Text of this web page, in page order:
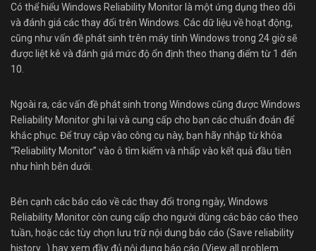
Có thể hiểu Windows Reliability Monitor là một ứng dụng theo dõi
và đánh giá các thay đổi trên Windows. Các dữ liệu về hoạt động,
cũng như vấn đề phát sinh trên máy tính Windows trong 24 giờ sẽ
được liệt kê và đánh giá mức độ ổn định theo thang điểm từ 1 đến
10.
Ngoài ra, các vấn đề phát sinh trong Windows cũng được Windows
Reliability Monitor ghi lại và cung cấp cho bạn các chuẩn đoán để
khắc phục. Để truy cập vào công cụ này, bạn hãy nhập từ khóa
“Reliability Monitor” vào ô tìm kiếm và nhấp vào kết quả đầu tiên
như hình bên dưới.
Bên cạnh các báo cáo về các thay đổi trong ngày, Windows
Reliability Monitor còn cung cấp cho người dùng các báo cáo theo
tuần, hoặc các tùy chọn lưu trữ nội dung báo cáo (Save reliability
history…) hay xem đầy đủ nội dung báo cáo (View all problem